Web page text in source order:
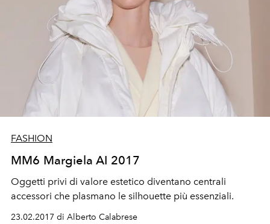
FASHION
MM6 Margiela AI 2017
Oggetti privi di valore estetico diventano centrali
accessori che plasmano le silhouette più essenziali.
23.02.2017 di Alberto Calabrese